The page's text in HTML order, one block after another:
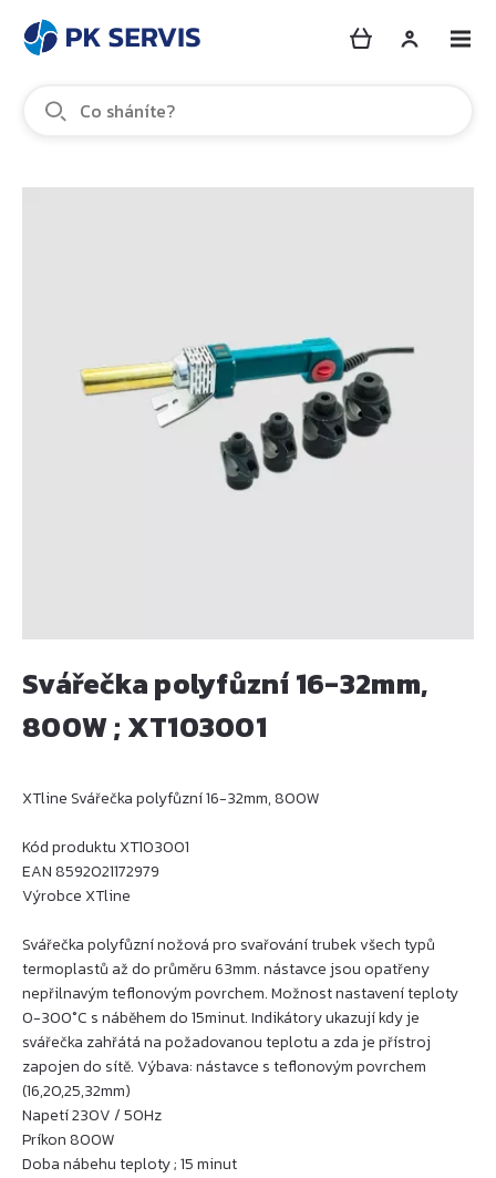
Svářečka polyfůzní 16-32mm,
800W ; XT103001
XTline Svářečka polyfůzní 16-32mm, 800W
Kód produktu XT103001
EAN 8592021172979
Výrobce XTline
Svářečka polyfůzní nožová pro svařování trubek všech typů
termoplastů až do průměru 63mm. nástavce jsou opatřeny
nepřilnavým teflonovým povrchem. Možnost nastavení teploty
0-300°C s náběhem do 15minut. Indikátory ukazují kdy je
svářečka zahřátá na požadovanou teplotu a zda je přístroj
zapojen do sítě. Výbava: nástavce s teflonovým povrchem
(16,20,25,32mm)
Napetí 230V / 50Hz
Príkon 800W
Doba nábehu teploty ; 15 minut